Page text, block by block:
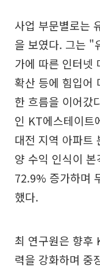
사업 부문별로는
을 보였다. 그는 "
가에 따른 인터넷
확산 등에 힘입어
한 흐름을 이어갔
인 KT에스테이트
대전 지역 아파트
양 수익 인식이
72.9% 증가하며
했다.
최 연구원은 향후
력을 강화하며 중